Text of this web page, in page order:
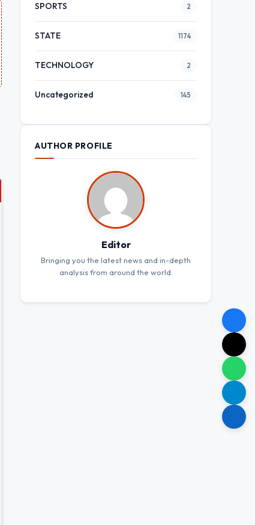
SPORTS 2
STATE 1174
TECHNOLOGY 2
Uncategorized 145
AUTHOR PROFILE
Editor
Bringing you the latest news and in-depth
analysis from around the world.